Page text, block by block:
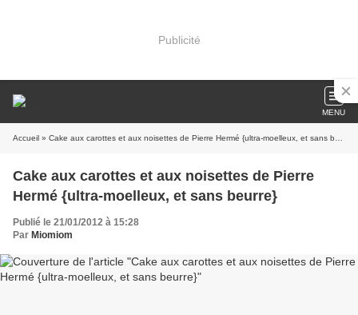
Publicité
MENU
Accueil » Cake aux carottes et aux noisettes de Pierre Hermé {ultra-moelleux, et sans beurre}
Cake aux carottes et aux noisettes de Pierre
Hermé {ultra-moelleux, et sans beurre}
Publié le 21/01/2012 à 15:28
Par Miomiom